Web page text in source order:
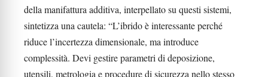
della manifattura additiva, interpellato su questi sistemi,
sintetizza una cautela: “L’ibrido è interessante perché
riduce l’incertezza dimensionale, ma introduce
complessità. Devi gestire parametri di deposizione,
utensili, metrologia e procedure di sicurezza nello stesso